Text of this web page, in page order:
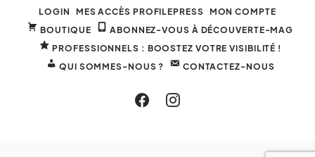
LOGIN MES ACCÈS PROFILEPRESS MON COMPTE
BOUTIQUE
ABONNEZ-VOUS À DÉCOUVERTE-MAG
PROFESSIONNELS : BOOSTEZ VOTRE VISIBILITÉ !
QUI SOMMES-NOUS ?
CONTACTEZ-NOUS